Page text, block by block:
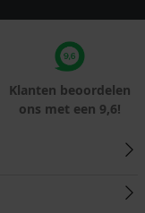
Klanten beoordelen
ons met een 9,6!